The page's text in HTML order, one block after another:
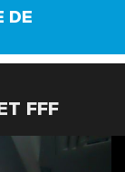
DE
FFF